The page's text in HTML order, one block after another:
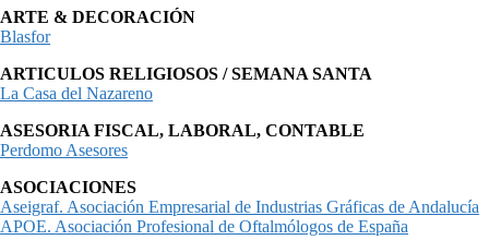
ARTE & DECORACIÓN
Blasfor
ARTICULOS RELIGIOSOS / SEMANA SANTA
La Casa del Nazareno
ASESORIA FISCAL, LABORAL, CONTABLE
Perdomo Asesores
ASOCIACIONES
Aseigraf. Asociación Empresarial de Industrias Gráficas de Andalucía
APOE. Asociación Profesional de Oftalmólogos de España